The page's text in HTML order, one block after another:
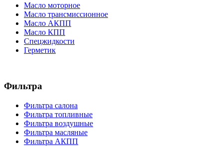
Масло моторное
Масло трансмиссионное
Масло АКПП
Масло КПП
Спецжидкости
Герметик
Фильтра
Фильтра салона
Фильтра топливные
Фильтра воздушные
Фильтра масляные
Фильтра АКПП